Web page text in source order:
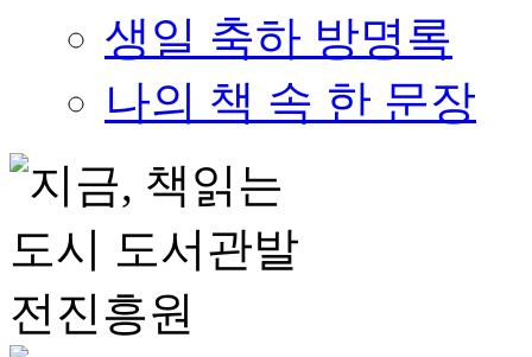
생일 축하 방명록
나의 책 속 한 문장